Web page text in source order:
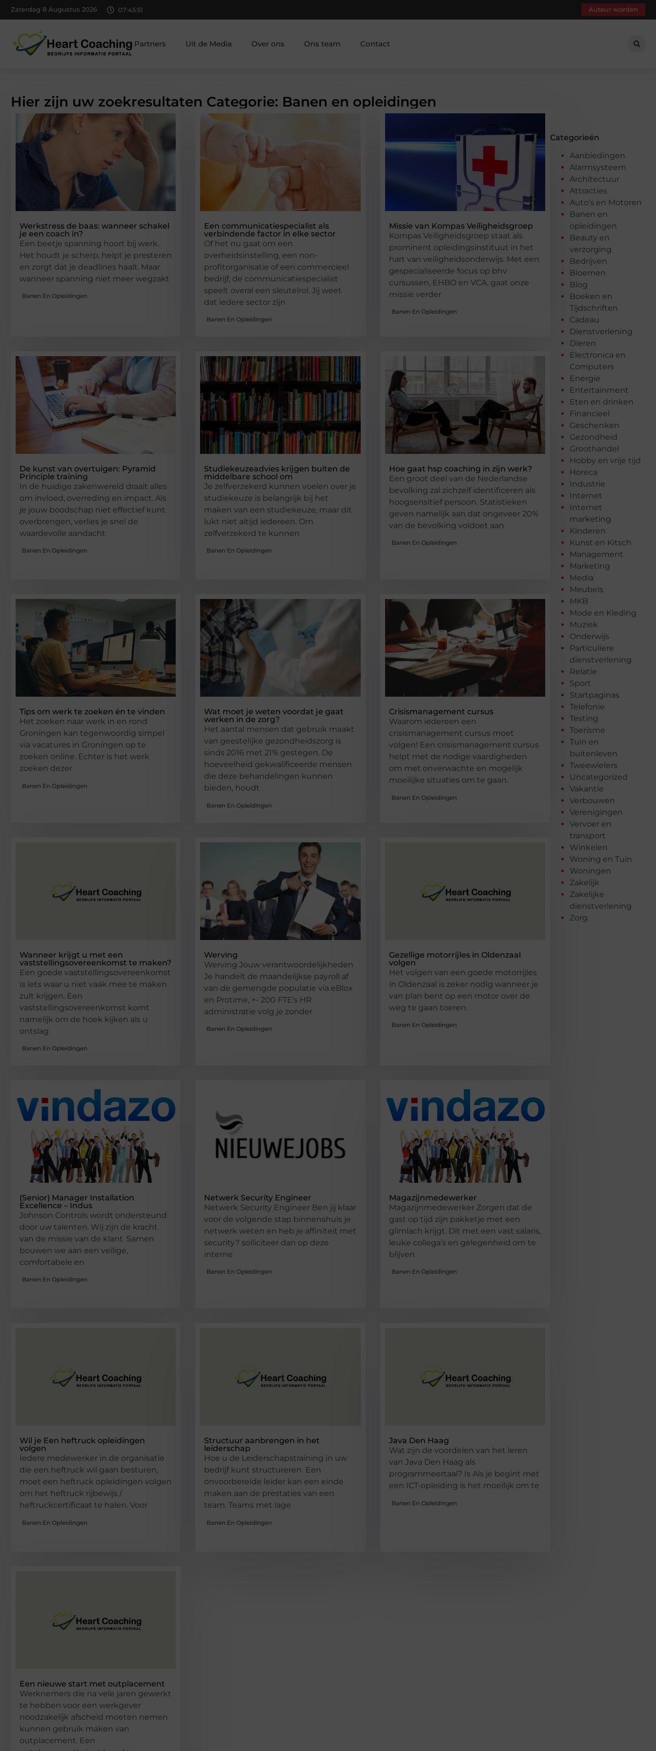
Zaterdag 8 Augustus 2026 07:45:53 Auteur worden
Partners Uit de Media Over ons Ons team Contact
Hier zijn uw zoekresultaten Categorie: Banen en opleidingen
Werkstress de baas: wanneer schakel
je een coach in?
Een beetje spanning hoort bij werk.
Het houdt je scherp, helpt je presteren
en zorgt dat je deadlines haalt. Maar
wanneer spanning niet meer wegzakt
Banen En Opleidingen
Een communicatiespecialist als
verbindende factor in elke sector
Of het nu gaat om een
overheidsinstelling, een non-
profitorganisatie of een commercieel
bedrijf, de communicatiespecialist
speelt overal een sleutelrol. Jij weet
dat iedere sector zijn
Banen En Opleidingen
Missie van Kompas Veiligheidsgroep
Kompas Veiligheidsgroep staat als
prominent opleidingsinstituut in het
hart van veiligheidsonderwijs. Met een
gespecialiseerde focus op bhv
cursussen, EHBO en VCA, gaat onze
missie verder
Banen En Opleidingen
De kunst van overtuigen: Pyramid
Principle training
In de huidige zakenwereld draait alles
om invloed, overreding en impact. Als
je jouw boodschap niet effectief kunt
overbrengen, verlies je snel de
waardevolle aandacht
Banen En Opleidingen
Studiekeuzeadvies krijgen buiten de
middelbare school om
Je zelfverzekerd kunnen voelen over je
studiekeuze is belangrijk bij het
maken van een studiekeuze, maar dit
lukt niet altijd iedereen. Om
zelfverzekerd te kunnen
Banen En Opleidingen
Hoe gaat hsp coaching in zijn werk?
Een groot deel van de Nederlandse
bevolking zal zichzelf identificeren als
hoogsensitief persoon. Statistieken
geven namelijk aan dat ongeveer 20%
van de bevolking voldoet aan
Banen En Opleidingen
Tips om werk te zoeken én te vinden
Het zoeken naar werk in en rond
Groningen kan tegenwoordig simpel
via vacatures in Groningen op te
zoeken online. Echter is het werk
zoeken dezer
Banen En Opleidingen
Wat moet je weten voordat je gaat
werken in de zorg?
Het aantal mensen dat gebruik maakt
van geestelijke gezondheidszorg is
sinds 2016 met 21% gestegen. De
hoeveelheid gekwalificeerde mensen
die deze behandelingen kunnen
bieden, houdt
Banen En Opleidingen
Crisismanagement cursus
Waarom iedereen een
crisismanagement cursus moet
volgen! Een crisismanagement cursus
helpt met de nodige vaardigheden
om met onverwachte en mogelijk
moeilijke situaties om te gaan.
Banen En Opleidingen
Wanneer krijgt u met een
vaststellingsovereenkomst te maken?
Een goede vaststellingsovereenkomst
is iets waar u niet vaak mee te maken
zult krijgen. Een
vaststellingsovereenkomst komt
namelijk om de hoek kijken als u
ontslag
Banen En Opleidingen
Werving
Werving Jouw verantwoordelijkheden
Je handelt de maandelijkse payroll af
van de gemengde populatie via eBlox
en Protime, +- 200 FTE’s HR
administratie volg je zonder
Banen En Opleidingen
Gezellige motorrijles in Oldenzaal
volgen
Het volgen van een goede motorrijles
in Oldenzaal is zeker nodig wanneer je
van plan bent op een motor over de
weg te gaan toeren.
Banen En Opleidingen
(Senior) Manager Installation
Excellence – Indus
Johnson Controls wordt ondersteund
door uw talenten. Wij zijn de kracht
van de missie van de klant. Samen
bouwen we aan een veilige,
comfortabele en
Banen En Opleidingen
Netwerk Security Engineer
Netwerk Security Engineer Ben jij klaar
voor de volgende stap binnenshuis je
netwerk weten en heb je affiniteit met
security? solliciteer dan op deze
interne
Banen En Opleidingen
Magazijnmedewerker
Magazijnmedewerker Zorgen dat de
gast op tijd zijn pakketje met een
glimlach krijgt. Dit met een vast salaris,
leuke collega’s en gelegenheid om te
blijven
Banen En Opleidingen
Wil je Een heftruck opleidingen
volgen
Iedere medewerker in de organisatie
die een heftruck wil gaan besturen,
moet een heftruck opleidingen volgen
om het heftruck rijbewijs /
heftruckcertificaat te halen. Voor
Banen En Opleidingen
Structuur aanbrengen in het
leiderschap
Hoe u de Leiderschapstraining in uw
bedrijf kunt structureren Een
onvoorbereide leider kan een einde
maken aan de prestaties van een
team. Teams met lage
Banen En Opleidingen
Java Den Haag
Wat zijn de voordelen van het leren
van Java Den Haag als
programmeertaal? Is Als je begint met
een ICT-opleiding is het moeilijk om te
Banen En Opleidingen
Een nieuwe start met outplacement
Werknemers die na vele jaren gewerkt
te hebben voor een werkgever
noodzakelijk afscheid moeten nemen
kunnen gebruik maken van
outplacement. Een
Categorieën
Aanbiedingen
Alarmsysteem
Architectuur
Attracties
Auto’s en Motoren
Banen en
opleidingen
Beauty en
verzorging
Bedrijven
Bloemen
Blog
Boeken en
Tijdschriften
Cadeau
Dienstverlening
Dieren
Electronica en
Computers
Energie
Entertainment
Eten en drinken
Financieel
Geschenken
Gezondheid
Groothandel
Hobby en vrije tijd
Horeca
Industrie
Internet
Internet
marketing
Kinderen
Kunst en Kitsch
Management
Marketing
Media
Meubels
MKB
Mode en Kleding
Muziek
Onderwijs
Particuliere
dienstverlening
Relatie
Sport
Startpaginas
Telefonie
Testing
Toerisme
Tuin en
buitenleven
Tweewielers
Uncategorized
Vakantie
Verbouwen
Verenigingen
Vervoer en
transport
Winkelen
Woning en Tuin
Woningen
Zakelijk
Zakelijke
dienstverlening
Zorg